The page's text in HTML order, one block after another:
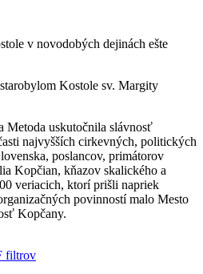
v novodobých dejinách ešte
Kostole sv. Margity
Metoda uskutočnila slávnosť
najvyšších cirkevných, politických
poslancov, primátorov
Kopčian, kňazov skalického a
veriacich, ktorí prišli napriek
povinností malo Mesto
Kopčany.